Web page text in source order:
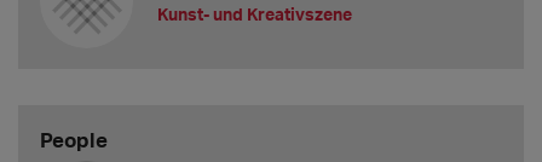
Kunst- und Kreativszene
People